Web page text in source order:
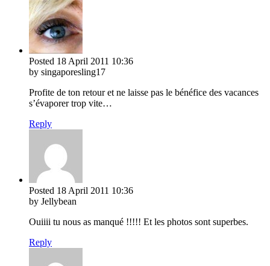
Posted 18 April 2011 10:36
by singaporesling17
Profite de ton retour et ne laisse pas le bénéfice des vacances
s’évaporer trop vite…
Reply
Posted 18 April 2011 10:36
by Jellybean
Ouiiii tu nous as manqué !!!!! Et les photos sont superbes.
Reply